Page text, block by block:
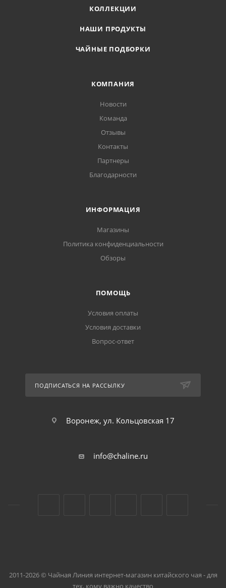
КОЛЛЕКЦИИ
НАШИ ПРОДУКТЫ
ЧАЙНЫЕ ПОДБОРКИ
КОМПАНИЯ
Новости
Команда
Отзывы
Контакты
Партнеры
Благодарности
ИНФОРМАЦИЯ
Магазины
Политика конфиденциальности
Обзоры
ПОМОЩЬ
Условия оплаты
Условия доставки
Вопрос-ответ
ПОДПИСАТЬСЯ НА РАССЫЛКУ
Воронеж, ул. Кольцовская 17
info@chaline.ru
2011-2026 © Чайная Линия интернет-магазин китайского чая - для
тех, кому важно качество